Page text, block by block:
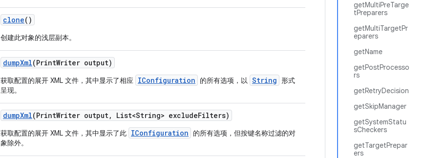
getMultiPreTarge
tPreparers
getMultiTargetPr
eparers
getName
getPostProcesso
rs
getRetryDecision
getSkipManager
getSystemStatu
sCheckers
getTargetPrepar
ers
clone()
创建此对象的浅层副本。
dumpXml(PrintWriter output)
获取配置的展开 XML 文件，其中显示了相应 IConfiguration 的所有选项，以 String 形式
呈现。
dumpXml(PrintWriter output, List<String> excludeFilters)
获取配置的展开 XML 文件，其中显示了此 IConfiguration
的所有选项，但按键名称过滤的对
象除外。